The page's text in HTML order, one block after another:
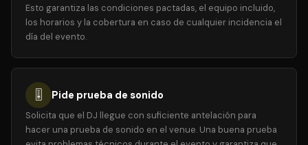
Esto garantiza las condiciones pactadas, el equipo incluido,
los horarios y la cobertura en caso de cualquier incidencia el
día del evento.
🎚️ Pide prueba de sonido
Solicita que el DJ llegue con suficiente antelación para
hacer una prueba de sonido en el venue. Una buena prueba